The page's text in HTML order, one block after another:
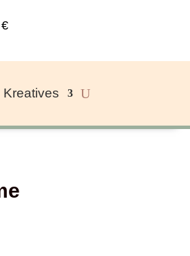
€
Kreatives